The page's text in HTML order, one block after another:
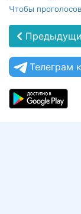
Чтобы
Телеграм